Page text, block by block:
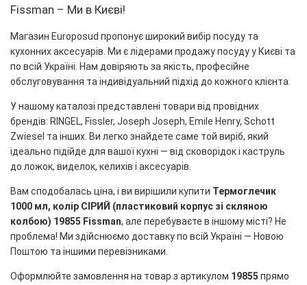
Fissman – Ми в Києві!
Магазин Europosud пропонує широкий вибір посуду та
кухонних аксесуарів. Ми є лідерами продажу посуду у Києві та
по всій Україні. Нам довіряють за якість, професійне
обслуговування та індивідуальний підхід до кожного клієнта.
У нашому каталозі представлені товари від провідних
брендів: RINGEL, Fissler, Joseph Joseph, Emile Henry, Schott
Zwiesel та інших. Ви легко знайдете саме той виріб, який
ідеально підійде для вашої кухні — від сковорідок і каструль
до ложок, виделок, келихів і аксесуарів.
Вам сподобалась ціна, і ви вирішили купити Термоглечик
1000 мл, колір СІРИЙ (пластиковий корпус зі скляною
колбою) 19855 Fissman, але перебуваєте в іншому місті? Не
проблема! Ми здійснюємо доставку по всій Україні — Новою
Поштою та іншими перевізниками.
Оформлюйте замовлення на товар з артикулом 19855 прямо